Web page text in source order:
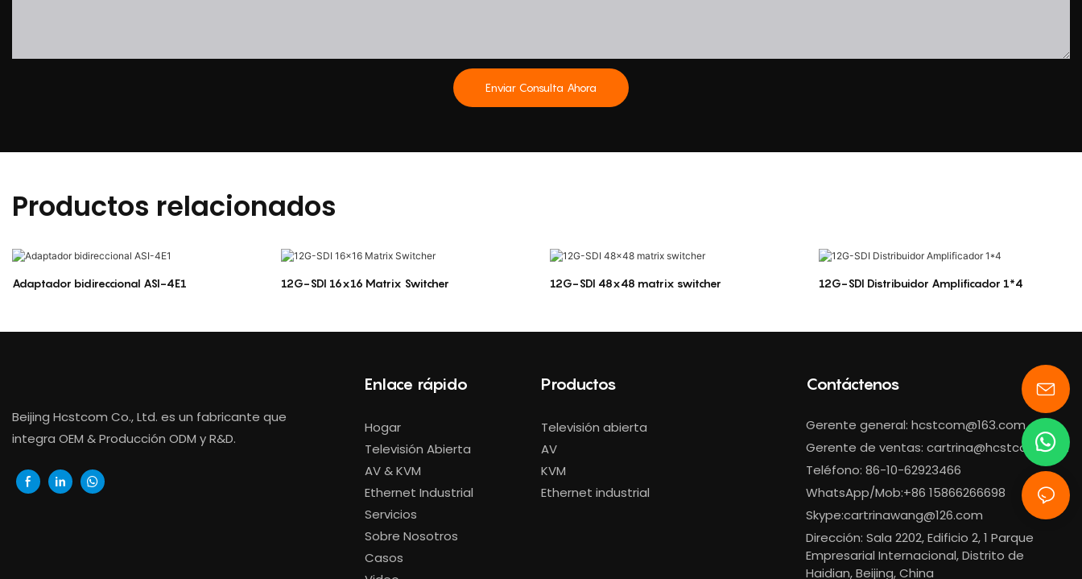
Enviar Consulta Ahora
Productos relacionados
Adaptador bidireccional ASI-4E1 12G-SDI 16x16 Matrix Switcher 12G-SDI 48x48 matrix switcher 12G-SDI Distribuidor Amplificador 1*4
Beijing Hcstcom Co., Ltd. es un fabricante que
integra OEM & Producción ODM y R&D.
Enlace rápido
Hogar
Televisión Abierta
AV & KVM
Ethernet Industrial
Servicios
Sobre Nosotros
Casos
Productos
Televisión abierta
AV
KVM
Ethernet industrial
Contáctenos
Gerente general: hcstcom@163.com
Gerente de ventas: cartrina@hcstcom.com
Teléfono: 86-10-62923466
WhatsApp/Mob:+86 15866266698
Skype:cartrinawang@126.com
Dirección: Sala 2202, Edificio 2, 1 Parque
Empresarial Internacional, Distrito de
Haidian, Beijing, China